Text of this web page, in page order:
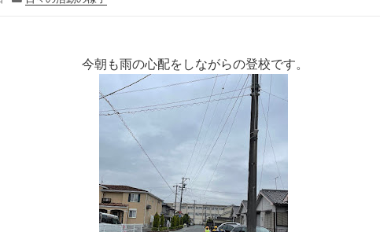
今朝も雨の心配をしながらの登校です。